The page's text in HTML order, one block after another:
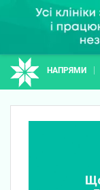
НАПРЯМИ